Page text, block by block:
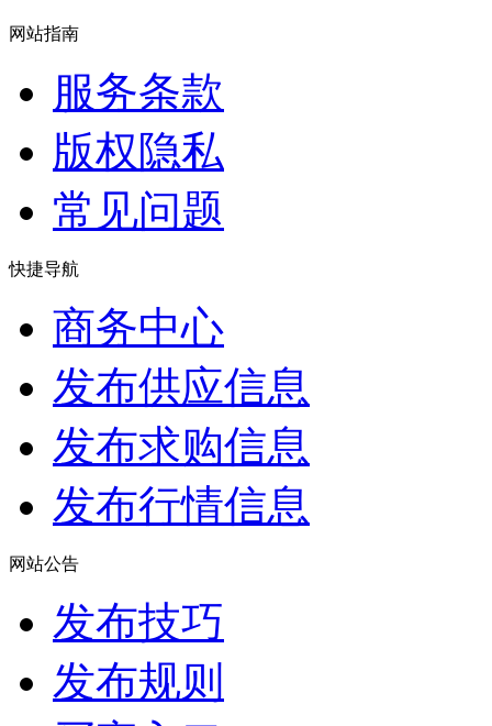
网站指南
服务条款
版权隐私
常见问题
快捷导航
商务中心
发布供应信息
发布求购信息
发布行情信息
网站公告
发布技巧
发布规则